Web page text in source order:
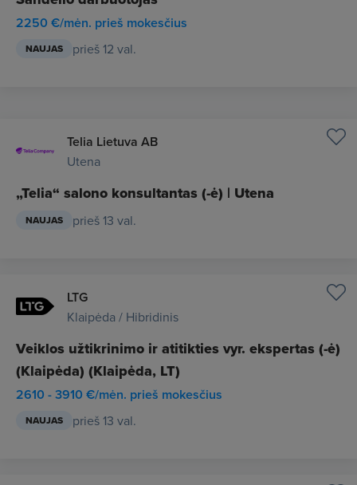
2250 €/mėn. prieš mokesčius
NAUJAS prieš 12 val.
Telia Lietuva AB
Utena
„Telia“ salono konsultantas (-ė) | Utena
NAUJAS prieš 13 val.
LTG
Klaipėda / Hibridinis
Veiklos užtikrinimo ir atitikties vyr. ekspertas (-ė)
(Klaipėda) (Klaipėda, LT)
2610 - 3910 €/mėn. prieš mokesčius
NAUJAS prieš 13 val.